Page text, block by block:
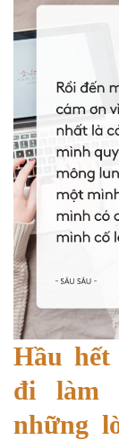
Hầu
đi làm
những